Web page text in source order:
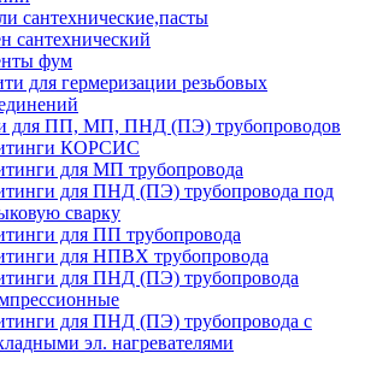
сантехнические,пасты
сантехнический
фум
для гермеризации резьбовых
для ПП, МП, ПНД (ПЭ) трубопроводов
КОРСИС
для МП трубопровода
для ПНД (ПЭ) трубопровода под
сварку
для ПП трубопровода
для НПВХ трубопровода
для ПНД (ПЭ) трубопровода
для ПНД (ПЭ) трубопровода с
эл. нагревателями